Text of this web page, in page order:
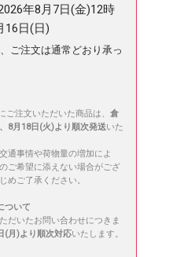
年8月7日(金)12時
16日(日)
ご注文は通常どおり承っ
ご注文いただいた商品は、 倉
8月18日(火)より順次発送いた
通事情や荷物量の増加によ
ご希望に添えない場合がござ
めご了承ください。
ついて
だいたお問い合わせにつきま
(月)より順次対応いたします。